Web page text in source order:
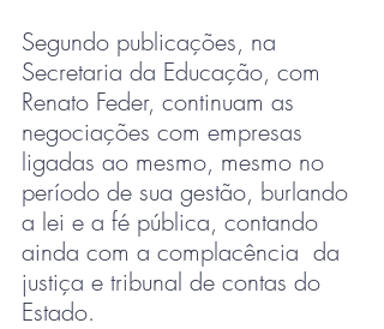
Segundo publicações, na
Secretaria da Educação, com
Renato Feder, continuam as
negociações com empresas
ligadas ao mesmo, mesmo no
período de sua gestão, burlando
a lei e a fé pública, contando
ainda com a complacência  da
justiça e tribunal de contas do
Estado.